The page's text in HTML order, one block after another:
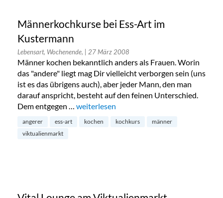
Männerkochkurse bei Ess-Art im
Kustermann
Lebensart, Wochenende, | 27 März 2008
Männer kochen bekanntlich anders als Frauen. Worin
das "andere" liegt mag Dir vielleicht verborgen sein (uns
ist es das übrigens auch), aber jeder Mann, den man
darauf anspricht, besteht auf den feinen Unterschied.
Dem entgegen … „Männerkochkurse bei Ess-Art im
weiterlesen
angerer ess-art kochen kochkurs
männer
viktualienmarkt